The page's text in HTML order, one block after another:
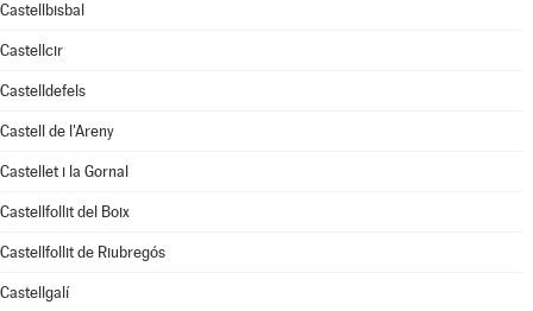
Castellbisbal
Castellcir
Castelldefels
Castell de l'Areny
Castellet i la Gornal
Castellfollit del Boix
Castellfollit de Riubregós
Castellgalí